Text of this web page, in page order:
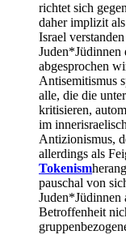
richtet sich
daher implizit
Israel
Juden*Jüdinnen
abgesprochen
Antisemitismus
alle, die die
kritisieren,
im
Antizionismus,
allerdings als
Tokenism
pauschal von
Juden*Jüdinnen
Betroffenheit